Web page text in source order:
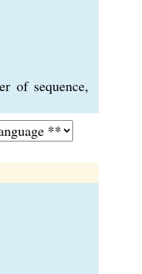
of sequence,